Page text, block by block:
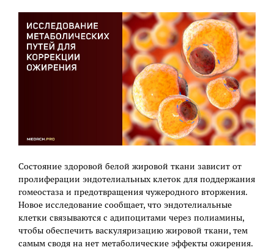
Состояние здоровой белой жировой ткани зависит от
пролиферации эндотелиальных клеток для поддержания
гомеостаза и предотвращения чужеродного вторжения.
Новое исследование сообщает, что эндотелиальные
клетки связываются с адипоцитами через полиамины,
чтобы обеспечить васкуляризацию жировой ткани, тем
самым сводя на нет метаболические эффекты ожирения.